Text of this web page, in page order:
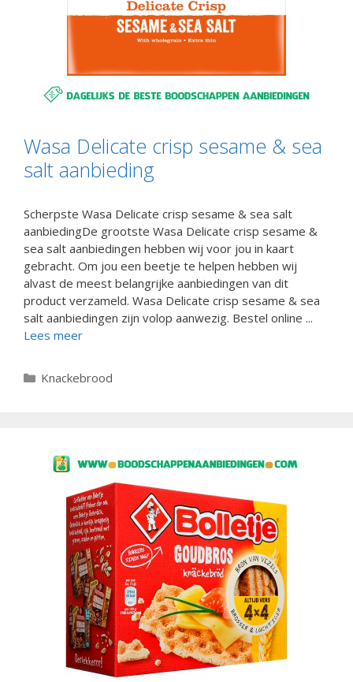
Wasa Delicate crisp sesame & sea
salt aanbieding
Scherpste Wasa Delicate crisp sesame & sea salt
aanbiedingDe grootste Wasa Delicate crisp sesame &
sea salt aanbiedingen hebben wij voor jou in kaart
gebracht. Om jou een beetje te helpen hebben wij
alvast de meest belangrijke aanbiedingen van dit
product verzameld. Wasa Delicate crisp sesame & sea
salt aanbiedingen zijn volop aanwezig. Bestel online ...
Lees meer
Categorieën
Knackebrood